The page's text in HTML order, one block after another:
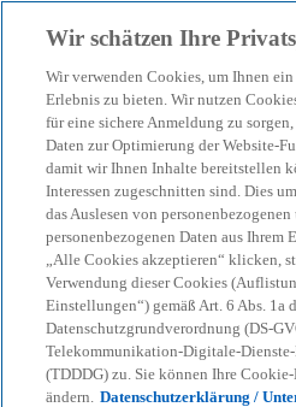
menu search
Risiken im
Die ab 2027 geltende EU-
verpflichtet erstmals
KPMG Themen
Corporate
Cyber & IT Compliance
Wir schätzen Ihre
Wir verwenden Cookies, um Ihnen
Erlebnis zu bieten. Wir nutzen
für eine sichere Anmeldung zu
Daten zur Optimierung der Website-
damit wir Ihnen Inhalte bereitstellen
Interessen zugeschnitten sind. Dies
das Auslesen von
personenbezogenen Daten aus Ihrem
„Alle Cookies akzeptieren“ klicken,
Verwendung dieser Cookies
Einstellungen“) gemäß Art. 6 Abs. 1a
Datenschutzgrundverordnung (DS-
Telekommunikation-Digitale-Dienste-
(TDDDG) zu. Sie können Ihre
ändern. Datenschutzerklärung /